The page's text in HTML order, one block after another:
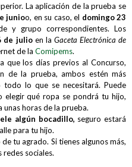
La aplicación de la prueba se
junioo, en su caso, el domingo 23
y grupo correspondientes. Los
de julioen la Gaceta Electrónica de
de la Comipems.
que los días previos al Concurso,
de la prueba, ambos estén más
todo lo que se necesitará. Puede
elegir qué ropa se pondrá tu hijo,
unas horas de la prueba.
algún bocadillo, seguro estará
para tu hijo.
tu agrado. Si tienes algunos más,
sociales.